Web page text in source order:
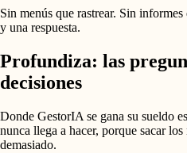
Sin menús que rastrear. Sin
y una respuesta.
Profundiza: las
decisiones
Donde GestorIA se gana su sueldo
nunca llega a hacer, porque sacar
demasiado.